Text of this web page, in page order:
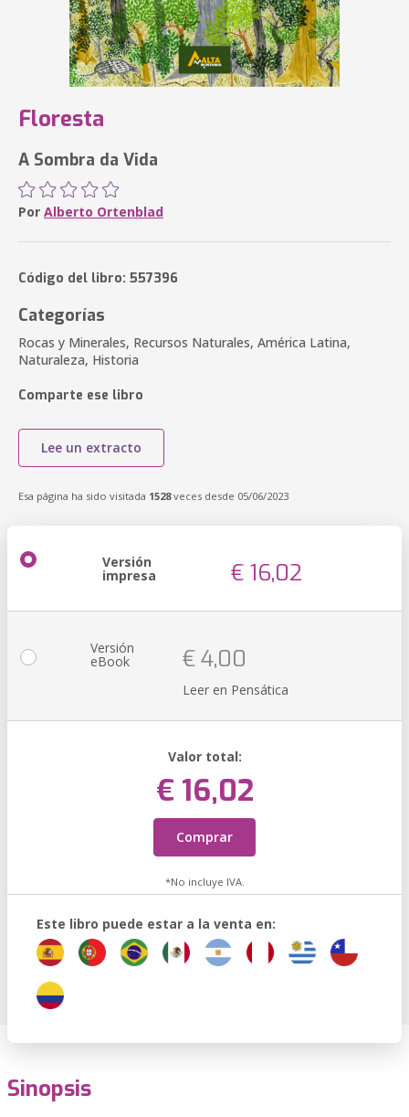
Floresta
A Sombra da Vida
Por Alberto Ortenblad
Código del libro: 557396
Categorías
Rocas y Minerales, Recursos Naturales, América Latina,
Naturaleza, Historia
Comparte ese libro
Lee un extracto
Esa página ha sido visitada 1528veces desde 05/06/2023
Versión
impresa € 16,02
Versión
eBook € 4,00
Leer en Pensática
Valor total:
€ 16,02
Comprar
*No incluye IVA.
Este libro puede estar a la venta en:
Sinopsis